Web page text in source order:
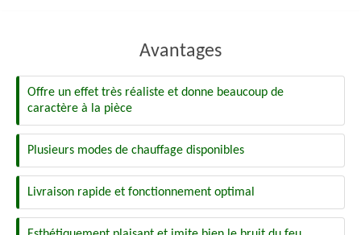
Avantages
Offre un effet très réaliste et donne beaucoup de
caractère à la pièce
Plusieurs modes de chauffage disponibles
Livraison rapide et fonctionnement optimal